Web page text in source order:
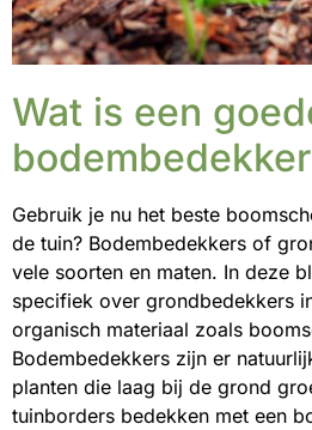
Wat is een
Gebruik je nu het beste
de tuin? Bodembedekkers of
vele soorten en maten. In deze
specifiek over grondbedekkers
organisch materiaal zoals
Bodembedekkers zijn er
planten die laag bij de grond
tuinborders bedekken met een